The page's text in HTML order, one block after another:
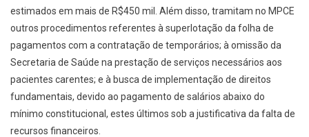
estimados em mais de R$450 mil. Além disso, tramitam no MPCE
outros procedimentos referentes à superlotação da folha de
pagamentos com a contratação de temporários; à omissão da
Secretaria de Saúde na prestação de serviços necessários aos
pacientes carentes; e à busca de implementação de direitos
fundamentais, devido ao pagamento de salários abaixo do
mínimo constitucional, estes últimos sob a justificativa da falta de
recursos financeiros.